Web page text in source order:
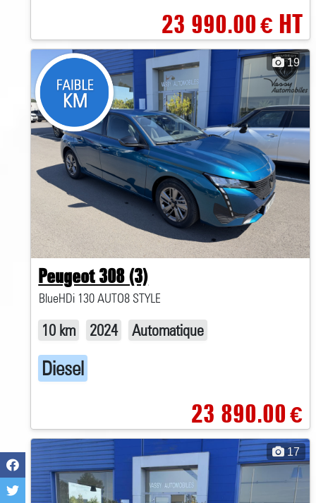
23 990.00€HT
19
Peugeot 308 (3)
BlueHDi 130 AUTO8 STYLE
10 km 2024 Automatique
Diesel
23 890.00€
17